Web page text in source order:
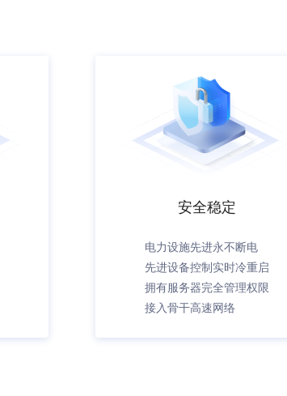
安全稳定
电力设施先进永不断电
先进设备控制实时冷重启
拥有服务器完全管理权限
接入骨干高速网络